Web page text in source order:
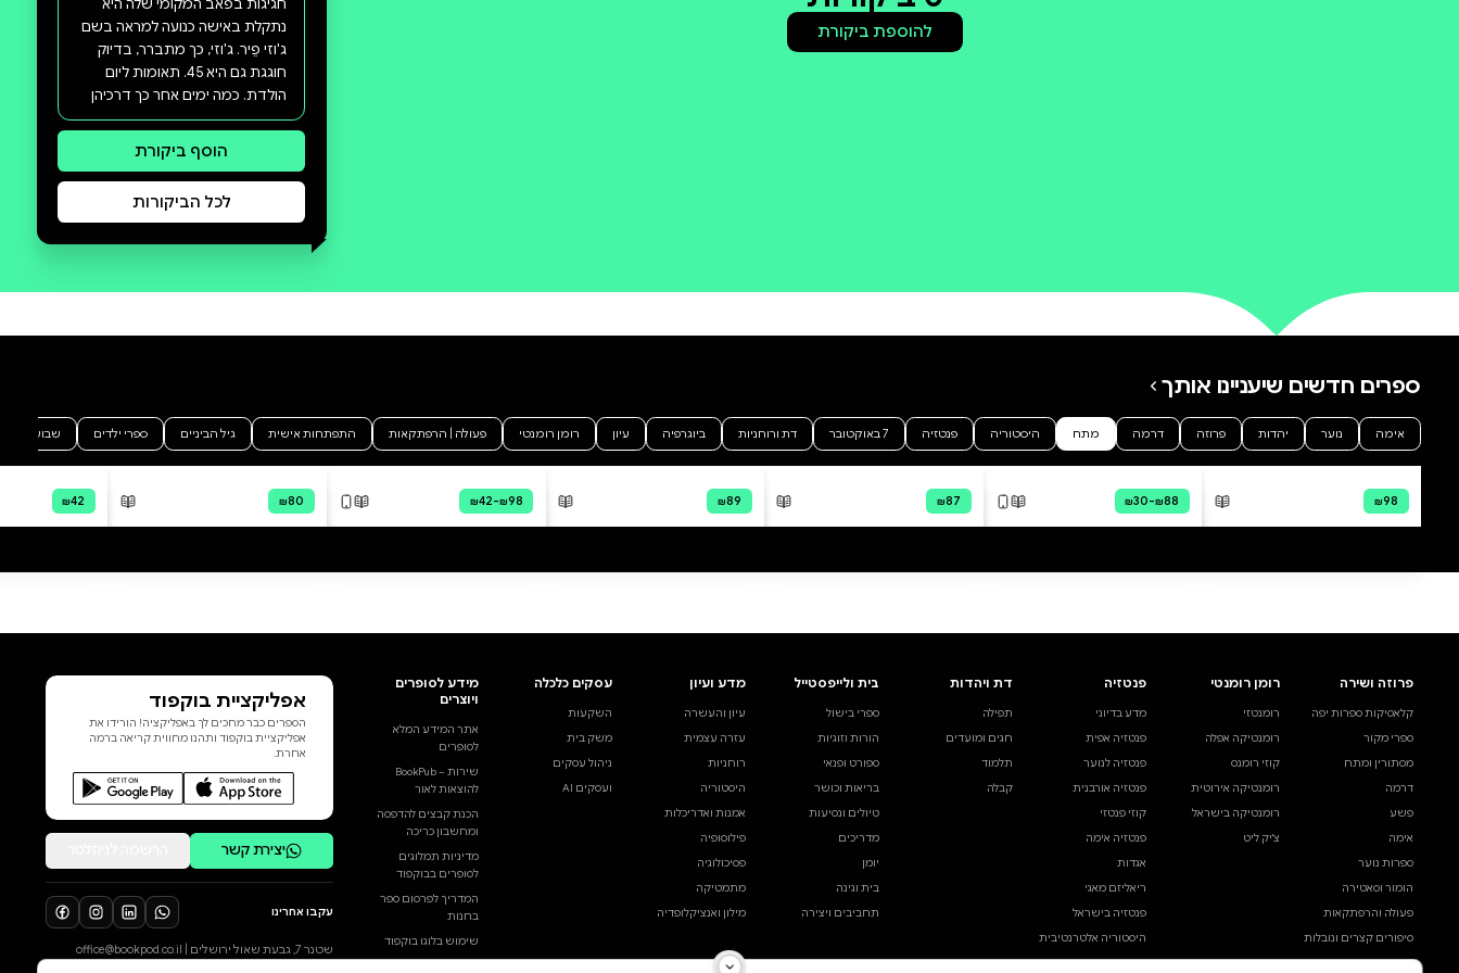
0 ביקורות
מה הסיפור:
מותחן פסיכולוגי שעוקב אחר
עיתונאית פופולארית שהופכת
לדמות הטראגית בפודקאסט שלה
עצמה זהו יום הולדתה ה־45 של
חגיגות בפאב המקומי שלה היא
ג'וזי פֵיר. ג'וזי, כך מתברר, בדיוק
חוגגת גם היא 45. תאומות ליום
הולדת. כמה ימים אחר כך דרכיהן
מצטלבות שוב. ג'וזי מספרת
לאליקס, שהיא מאזינה לסדרת
הפודקאסטים שלה על נשים
מצליחות שניצחו את העבר
הטראומתי שלהן, ומציעה עצמה
כמרואיינת לסדרה, בתור מי
הוסף ביקורת
לכל הביקורות